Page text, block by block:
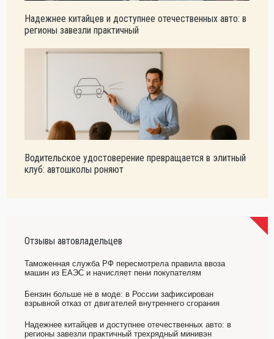
Надежнее китайцев и доступнее отечественных авто: в
регионы завезли практичный
Водительское удостоверение превращается в элитный
клуб: автошколы роняют
Отзывы автовладельцев
Таможенная служба РФ пересмотрела правила ввоза
машин из ЕАЭС и начисляет пени покупателям
Бензин больше не в моде: в России зафиксирован
взрывной отказ от двигателей внутреннего сгорания
Надежнее китайцев и доступнее отечественных авто: в
регионы завезли практичный трехрядный минивэн